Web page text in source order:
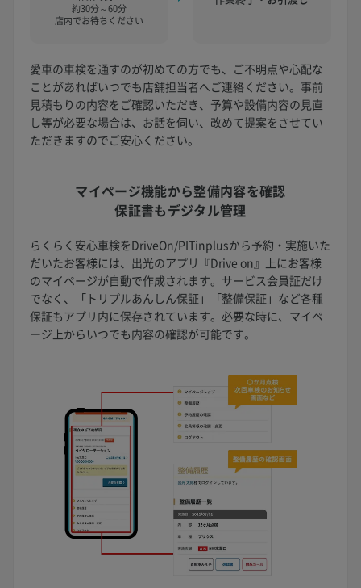
約30分～60分
店内でお待ちください
愛車の車検を通すのが初めての方でも、ご不明点や心配な
ことがあればいつでも店舗担当者へご連絡ください。事前
見積もりの内容をご確認いただき、予算や設備内容の見直
し等が必要な場合は、お話を伺い、改めて提案をさせてい
ただきますのでご安心ください。
マイページ機能から整備内容を確認
保証書もデジタル管理
らくらく安心車検をDriveOn/PITinplusから予約・実施いた
だいたお客様には、出光のアプリ『Drive on』上にお客様
のマイページが自動で作成されます。サービス会員証だけ
でなく、「トリプルあんしん保証」「整備保証」など各種
保証もアプリ内に保存されています。必要な時に、マイペ
ージ上からいつでも内容の確認が可能です。